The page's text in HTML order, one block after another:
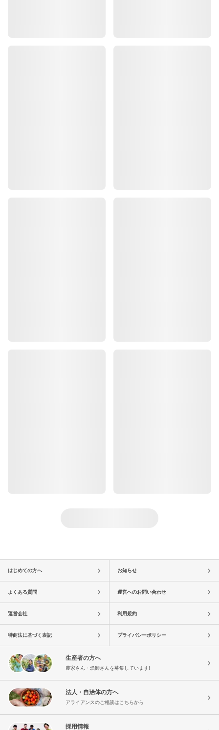
はじめての方へ お知らせ
よくある質問 運営へのお問い合わせ
運営会社 利用規約
特商法に基づく表記 プライバシーポリシー
生産者の方へ
農家さん・漁師さんを募集しています!
法人・自治体の方へ
アライアンスのご相談はこちらから
採用情報